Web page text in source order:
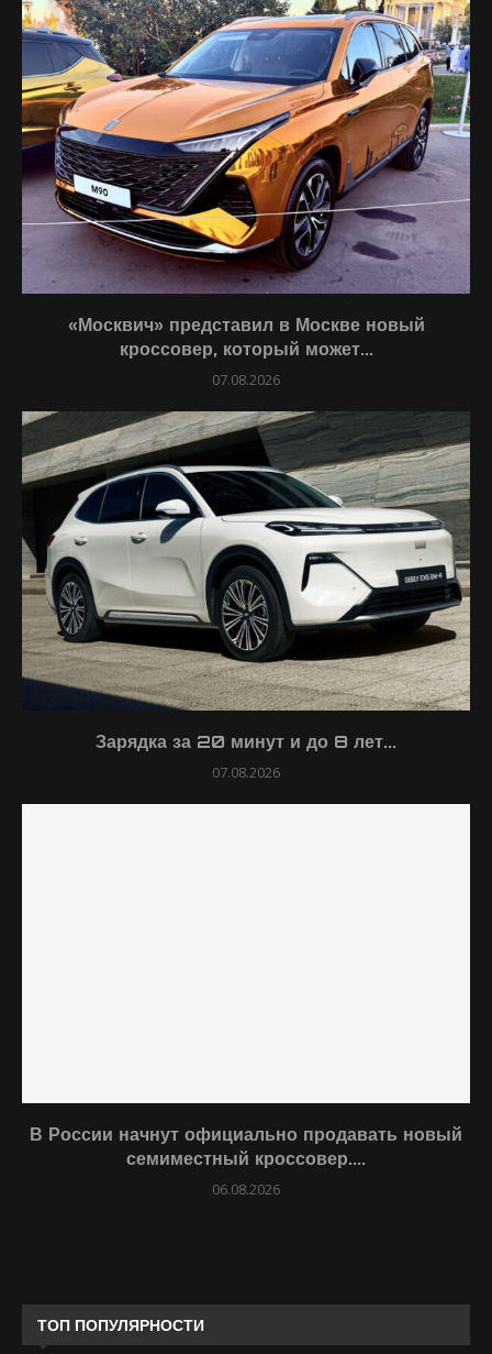
«Москвич» представил в Москве новый
кроссовер, который может...
07.08.2026
Зарядка за 20 минут и до 8 лет...
07.08.2026
В России начнут официально продавать новый
семиместный кроссовер....
06.08.2026
ТОП ПОПУЛЯРНОСТИ